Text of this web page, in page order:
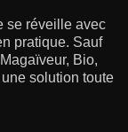
se réveille avec
pratique. Sauf
Bio,
solution toute